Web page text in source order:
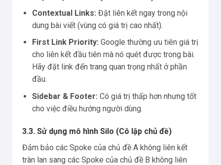
Contextual Links: Đặt liên kết ngay trong nội
dung bài viết (vùng có giá trị cao nhất).
First Link Priority: Google thường ưu tiên giá trị
cho liên kết đầu tiên mà nó quét được trong bài.
Hãy đặt link đến trang quan trọng nhất ở phần
đầu.
Sidebar & Footer: Có giá trị thấp hơn nhưng tốt
cho việc điều hướng người dùng.
3.3. Sử dụng mô hình Silo (Cô lập chủ đề)
Đảm bảo các Spoke của chủ đề A không liên kết
tràn lan sang các Spoke của chủ đề B không liên